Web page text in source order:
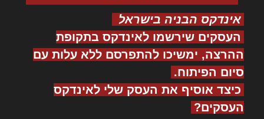
אינדקס הבניה בישראל
העסקים שירשמו לאינדקס בתקופת
ההרצה, ימשיכו להתפרסם ללא עלות עם
סיום הפיתוח.
כיצד אוסיף את העסק שלי לאינדקס
העסקים?